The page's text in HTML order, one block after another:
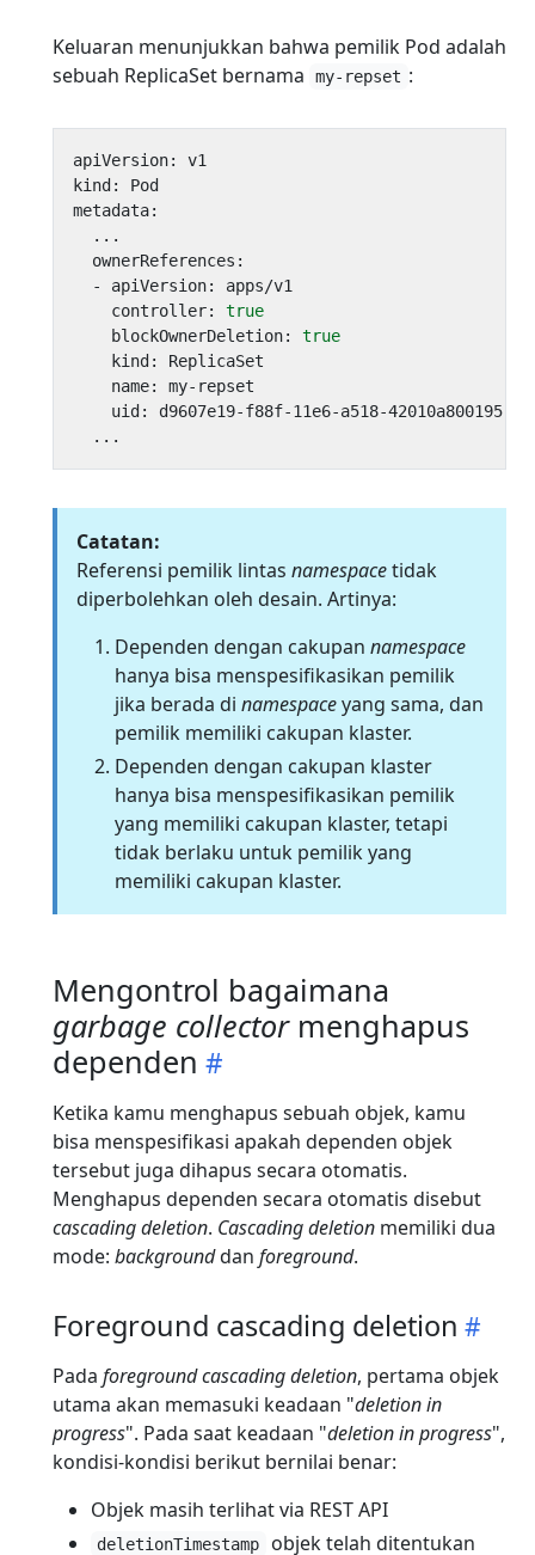
Keluaran menunjukkan bahwa pemilik Pod adalah
sebuah ReplicaSet bernama
my-repset :
    controller:
true
    blockOwnerDeletion:
true
Catatan:
Referensi pemilik lintas namespacetidak
diperbolehkan oleh desain. Artinya:
Dependen dengan cakupan namespace
hanya bisa menspesifikasikan pemilik
jika berada di namespaceyang sama, dan
pemilik memiliki cakupan klaster.
Dependen dengan cakupan klaster
hanya bisa menspesifikasikan pemilik
yang memiliki cakupan klaster, tetapi
tidak berlaku untuk pemilik yang
memiliki cakupan klaster.
Mengontrol bagaimana
garbage collectormenghapus
dependen
Ketika kamu menghapus sebuah objek, kamu
bisa menspesifikasi apakah dependen objek
tersebut juga dihapus secara otomatis.
Menghapus dependen secara otomatis disebut
cascading deletion. Cascading deletion memiliki dua
mode: backgrounddan foreground.
Foreground cascading deletion
Pada foreground cascading deletion, pertama objek
utama akan memasuki keadaan "deletion in
progress". Pada saat keadaan "deletion in progress",
kondisi-kondisi berikut bernilai benar:
Objek masih terlihat via REST API
deletionTimestamp objek telah ditentukan